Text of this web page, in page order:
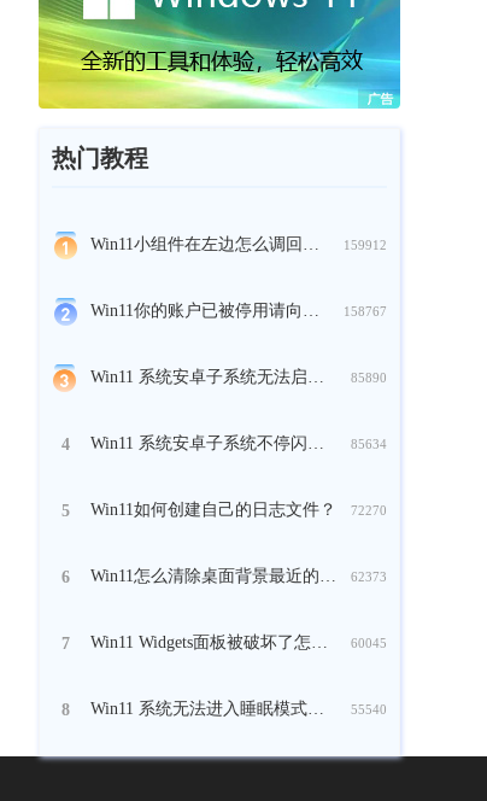
热门教程
Win11小组件在左边怎么调回来？ 159912
Win11你的账户已被停用请向管理员咨询怎么办？ 158767
Win11 系统安卓子系统无法启动怎么办？ 85890
4 Win11 系统安卓子系统不停闪退怎么办？ 85634
5 Win11如何创建自己的日志文件？ 72270
6 Win11怎么清除桌面背景最近的图像历史记录？ 62373
7 Win11 Widgets面板被破坏了怎么办？ 60045
8 Win11 系统无法进入睡眠模式怎么修复？ 55540